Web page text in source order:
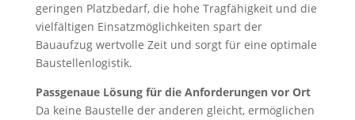
geringen Platzbedarf, die hohe Tragfähigkeit und die
vielfältigen Einsatzmöglichkeiten spart der
Bauaufzug wertvolle Zeit und sorgt für eine optimale
Baustellenlogistik.
Passgenaue Lösung für die Anforderungen vor Ort
Da keine Baustelle der anderen gleicht, ermöglichen